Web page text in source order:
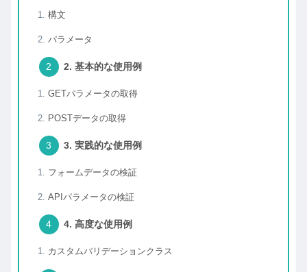
構文
パラメータ
2. 基本的な使用例
GETパラメータの取得
POSTデータの取得
3. 実践的な使用例
フォームデータの検証
APIパラメータの検証
4. 高度な使用例
カスタムバリデーションクラス